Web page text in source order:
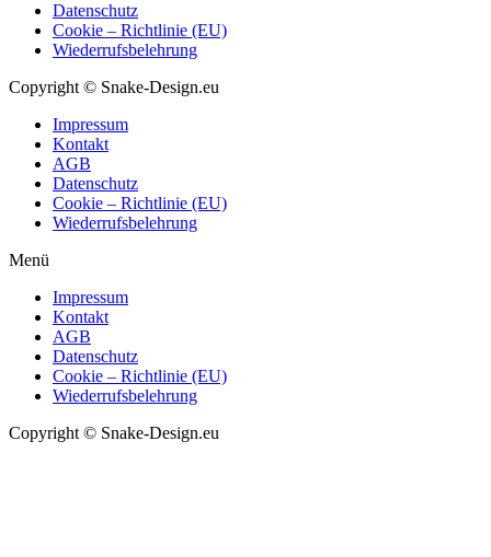
Datenschutz
Cookie – Richtlinie (EU)
Wiederrufsbelehrung
Copyright © Snake-Design.eu
Impressum
Kontakt
AGB
Datenschutz
Cookie – Richtlinie (EU)
Wiederrufsbelehrung
Menü
Impressum
Kontakt
AGB
Datenschutz
Cookie – Richtlinie (EU)
Wiederrufsbelehrung
Copyright © Snake-Design.eu